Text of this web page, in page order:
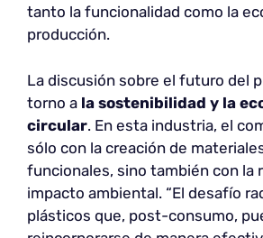
tanto la funcionalidad como la
producción.
La discusión sobre el futuro del
torno a la sostenibilidad y la
circular. En esta industria, el
sólo con la creación de
funcionales, sino también con la
impacto ambiental. “El desafío
plásticos que, post-consumo,